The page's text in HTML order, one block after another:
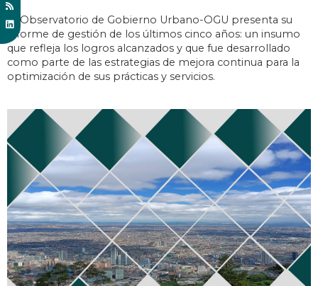
El Observatorio de Gobierno Urbano-OGU presenta su
informe de gestión de los últimos cinco años: un insumo
que refleja los logros alcanzados y que fue desarrollado
como parte de las estrategias de mejora continua para la
optimización de sus prácticas y servicios.